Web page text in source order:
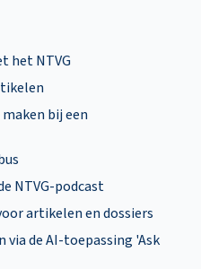
het NTVG
bij een
NTVG-podcast
artikelen en dossiers
via de AI-toepassing 'Ask